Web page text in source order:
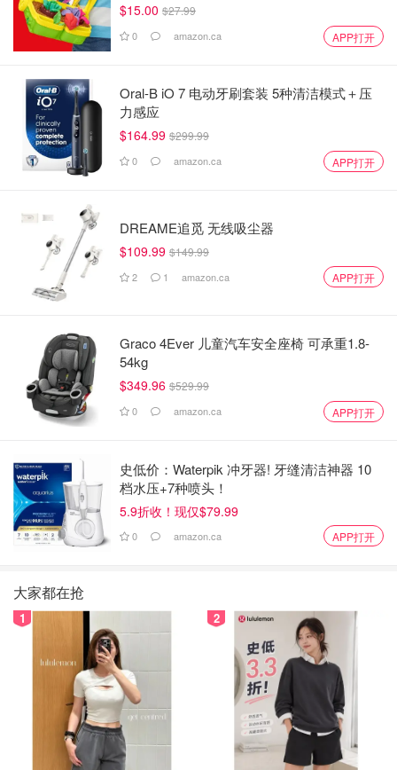
$15.00 $27.99
0 amazon.ca APP打开
Oral-B iO 7 电动牙刷套装 5种清洁模式＋压
力感应
$164.99 $299.99
0 amazon.ca APP打开
DREAME追觅 无线吸尘器
$109.99 $149.99
2 1 amazon.ca APP打开
Graco 4Ever 儿童汽车安全座椅 可承重1.8-
54kg
$349.96 $529.99
0 amazon.ca APP打开
史低价：Waterpik 冲牙器! 牙缝清洁神器 10
档水压+7种喷头！
5.9折收！现仅$79.99
0 amazon.ca APP打开
大家都在抢
1 2